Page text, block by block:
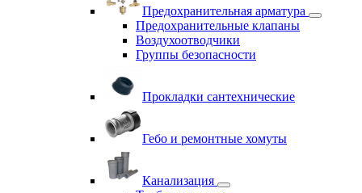
Предохранительная арматура
Предохранительные клапаны
Воздухоотводчики
Группы безопасности
Прокладки сантехнические
Гебо и ремонтные хомуты
Канализация